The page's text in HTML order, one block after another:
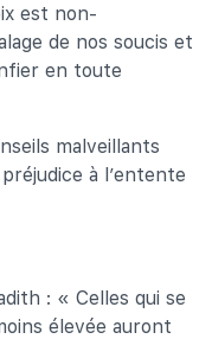
est non-
de nos soucis et
en toute
malveillants
à l’entente
: « Celles qui se
élevée auront